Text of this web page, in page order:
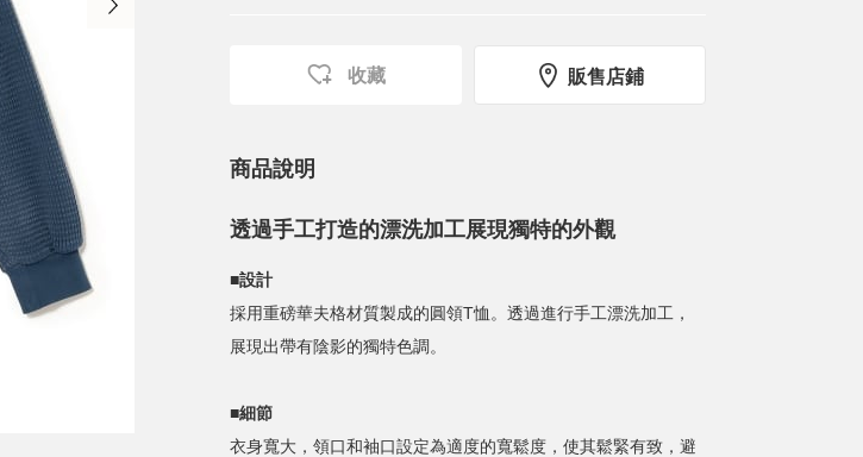
收藏 販售店鋪
商品說明
透過手工打造的漂洗加工展現獨特的外觀
■設計
採用重磅華夫格材質製成的圓領T恤。透過進行手工漂洗加工，
展現出帶有陰影的獨特色調。
■細節
衣身寬大，領口和袖口設定為適度的寬鬆度，使其鬆緊有致，避